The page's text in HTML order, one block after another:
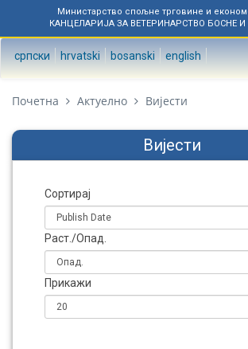
Министарство спољне трговине и
КАНЦЕЛАРИЈА ЗА ВЕТЕРИНАРСТВО БОСНЕ И
српски hrvatski bosanski english
Почетна Актуелно Вијести
Вијести
Сортирај
Раст./Опад.
Прикажи